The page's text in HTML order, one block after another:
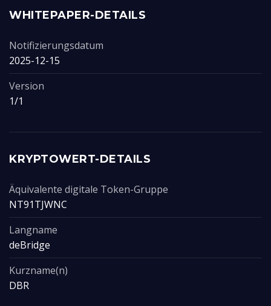
WHITEPAPER-DETAILS
Notifizierungsdatum
2025-12-15
Version
1/1
KRYPTOWERT-DETAILS
Äquivalente digitale Token-Gruppe
NT91TJWNC
Langname
deBridge
Kurzname(n)
DBR